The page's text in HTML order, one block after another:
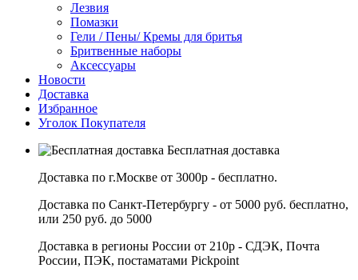
Лезвия
Помазки
Гели / Пены/ Кремы для бритья
Бритвенные наборы
Аксессуары
Новости
Доставка
Избранное
Уголок Покупателя
Бесплатная доставка
Доставка по г.Москве от 3000р - бесплатно.
Доставка по Санкт-Петербургу - от 5000 руб. бесплатно,
или 250 руб. до 5000
Доставка в регионы России от 210р - СДЭК, Почта
России, ПЭК, постаматами Pickpoint